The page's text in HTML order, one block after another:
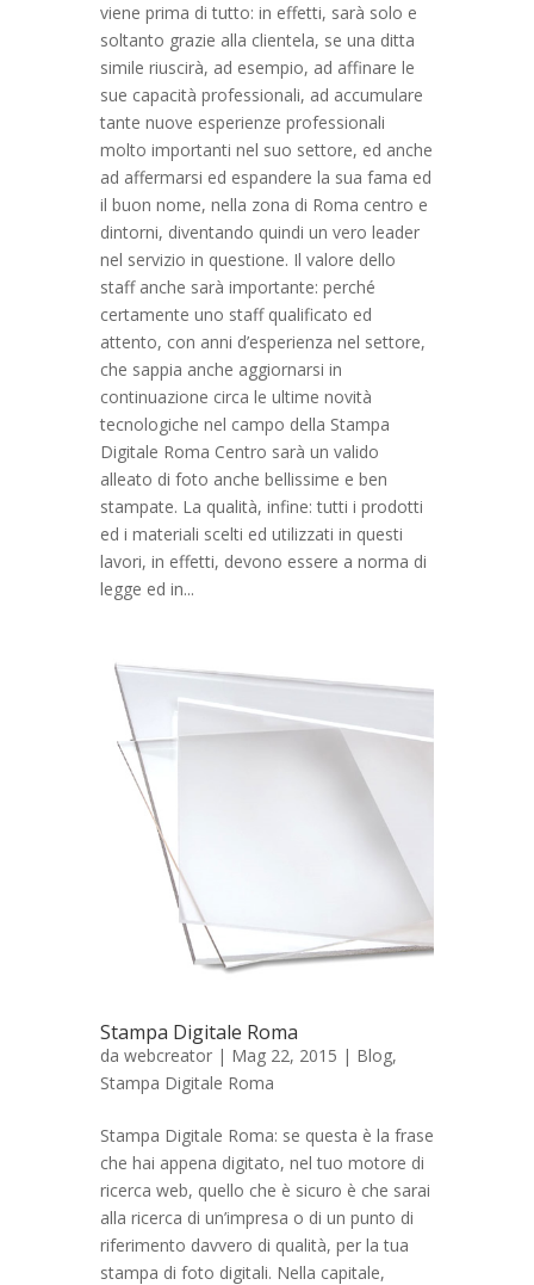
viene prima di tutto: in effetti, sarà solo e
soltanto grazie alla clientela, se una ditta
simile riuscirà, ad esempio, ad affinare le
sue capacità professionali, ad accumulare
tante nuove esperienze professionali
molto importanti nel suo settore, ed anche
ad affermarsi ed espandere la sua fama ed
il buon nome, nella zona di Roma centro e
dintorni, diventando quindi un vero leader
nel servizio in questione. Il valore dello
staff anche sarà importante: perché
certamente uno staff qualificato ed
attento, con anni d’esperienza nel settore,
che sappia anche aggiornarsi in
continuazione circa le ultime novità
tecnologiche nel campo della Stampa
Digitale Roma Centro sarà un valido
alleato di foto anche bellissime e ben
stampate. La qualità, infine: tutti i prodotti
ed i materiali scelti ed utilizzati in questi
lavori, in effetti, devono essere a norma di
legge ed in...
Stampa Digitale Roma
da webcreator | Mag 22, 2015 | Blog,
Stampa Digitale Roma
Stampa Digitale Roma: se questa è la frase
che hai appena digitato, nel tuo motore di
ricerca web, quello che è sicuro è che sarai
alla ricerca di un’impresa o di un punto di
riferimento davvero di qualità, per la tua
stampa di foto digitali. Nella capitale,